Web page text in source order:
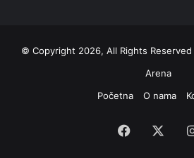
© Copyright 2026, All Rights
Arena
Početna
O nama
Facebook